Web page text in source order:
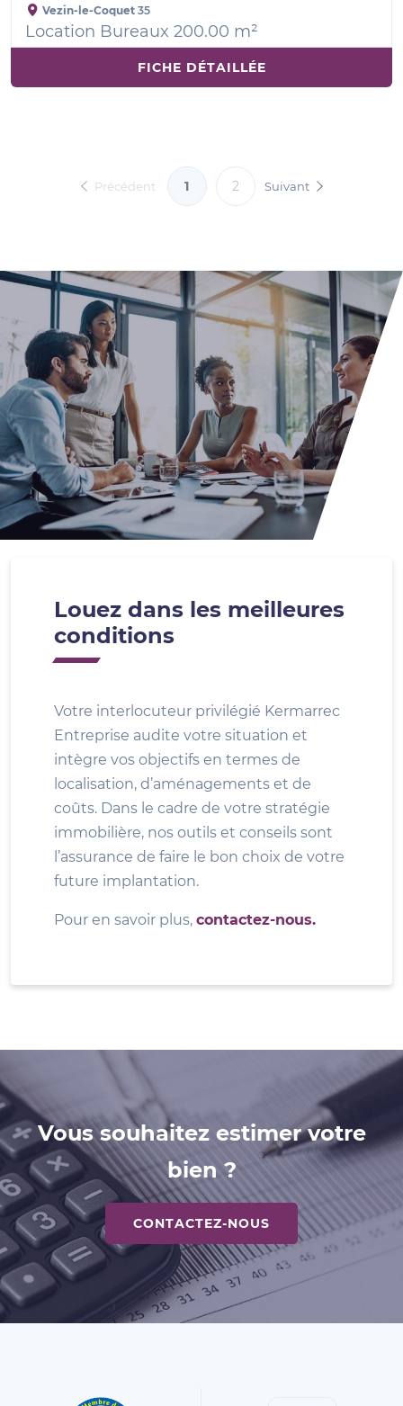
Vezin-le-Coquet 35
Location Bureaux 200.00 m²
FICHE DÉTAILLÉE
Précédent 1 2 Suivant
Louez dans les meilleures
conditions
Votre interlocuteur privilégié Kermarrec
Entreprise audite votre situation et
intègre vos objectifs en termes de
localisation, d’aménagements et de
coûts. Dans le cadre de votre stratégie
immobilière, nos outils et conseils sont
l’assurance de faire le bon choix de votre
future implantation.
Pour en savoir plus, contactez-nous.
Vous souhaitez estimer votre
bien ?
CONTACTEZ-NOUS